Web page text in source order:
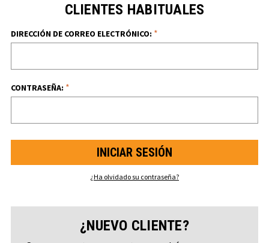
CLIENTES HABITUALES
DIRECCIÓN DE CORREO ELECTRÓNICO: *
CONTRASEÑA: *
¿Ha olvidado su contraseña?
¿NUEVO CLIENTE?